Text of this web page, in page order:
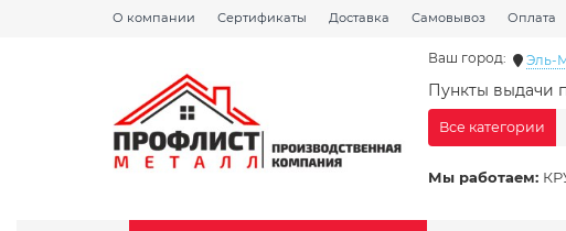
О компании Сертификаты Доставка Самовывоз Оплата
Ваш город: Эль-
Пункты выдачи
Мы работаем:
Все категории